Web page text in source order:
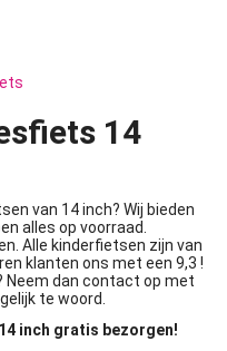
14
van 14 inch? Wij bieden
alles op voorraad.
Alle kinderfietsen zijn van
klanten ons met een 9,3 !
Neem dan contact op met
te woord.
inch gratis bezorgen!